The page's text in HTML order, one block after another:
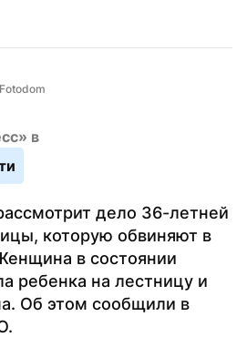
в
дело 36-летней
которую обвиняют в
в состоянии
ребенка на лестницу и
Об этом сообщили в